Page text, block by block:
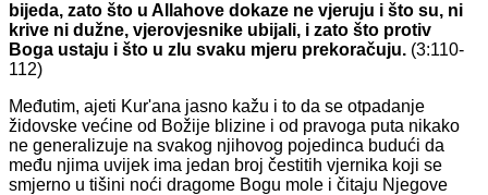
bijeda, zato što u Allahove dokaze ne vjeruju i što su, ni
krive ni dužne, vjerovjesnike ubijali, i zato što protiv
Boga ustaju i što u zlu svaku mjeru prekoračuju. (3:110-
112)
Međutim, ajeti Kur'ana jasno kažu i to da se otpadanje
židovske većine od Božije blizine i od pravoga puta nikako
ne generalizuje na svakog njihovog pojedinca budući da
među njima uvijek ima jedan broj čestitih vjernika koji se
smjerno u tišini noći dragome Bogu mole i čitaju Njegove